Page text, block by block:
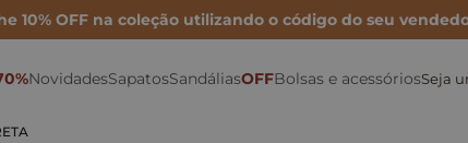
10% OFF na coleção utilizando o código do seu
NovidadesSapatosSandáliasOFFBolsas e acessóriosSeja